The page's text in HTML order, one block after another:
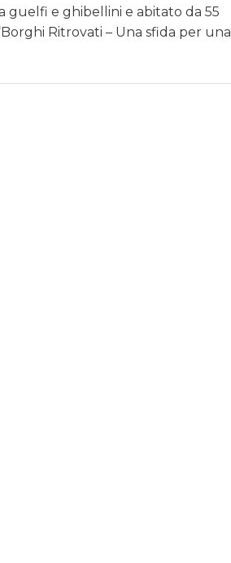
guelfi e ghibellini e abitato da 55
Ritrovati – Una sfida per una